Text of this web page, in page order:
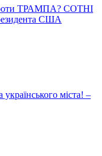
ТРАМПА? СОТНІ
США
міста! –